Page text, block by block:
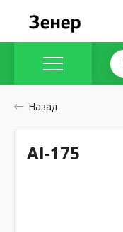
Назад
AI-175